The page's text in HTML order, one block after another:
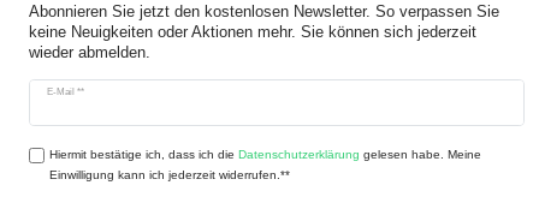
Abonnieren Sie jetzt den kostenlosen Newsletter. So verpassen Sie
keine Neuigkeiten oder Aktionen mehr. Sie können sich jederzeit
wieder abmelden.
E-Mail **
Newsletter
Hiermit bestätige ich, dass ich die Daten­schutz­erklärung gelesen habe. Meine
Einwilligung kann ich jederzeit widerrufen.**